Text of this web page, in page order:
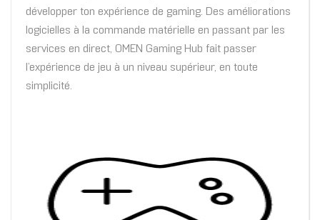
développer ton expérience de gaming. Des améliorations
logicielles à la commande matérielle en passant par les
services en direct, OMEN Gaming Hub fait passer
l’expérience de jeu à un niveau supérieur, en toute
simplicité.